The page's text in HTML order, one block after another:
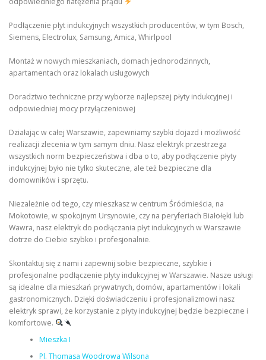
Podłączenie płyt indukcyjnych wszystkich producentów, w tym Bosch,
Siemens, Electrolux, Samsung, Amica, Whirlpool
Montaż w nowych mieszkaniach, domach jednorodzinnych,
apartamentach oraz lokalach usługowych
Doradztwo techniczne przy wyborze najlepszej płyty indukcyjnej i
odpowiedniej mocy przyłączeniowej
Działając w całej Warszawie, zapewniamy szybki dojazd i możliwość
realizacji zlecenia w tym samym dniu. Nasz elektryk przestrzega
wszystkich norm bezpieczeństwa i dba o to, aby podłączenie płyty
indukcyjnej było nie tylko skuteczne, ale też bezpieczne dla
domowników i sprzętu.
Niezależnie od tego, czy mieszkasz w centrum Śródmieścia, na
Mokotowie, w spokojnym Ursynowie, czy na peryferiach Białołęki lub
Wawra, nasz elektryk do podłączania płyt indukcyjnych w Warszawie
dotrze do Ciebie szybko i profesjonalnie.
Skontaktuj się z nami i zapewnij sobie bezpieczne, szybkie i
profesjonalne podłączenie płyty indukcyjnej w Warszawie. Nasze usługi
są idealne dla mieszkań prywatnych, domów, apartamentów i lokali
gastronomicznych. Dzięki doświadczeniu i profesjonalizmowi nasz
elektryk sprawi, że korzystanie z płyty indukcyjnej będzie bezpieczne i
komfortowe.
Mieszka I
Pl. Thomasa Woodrowa Wilsona